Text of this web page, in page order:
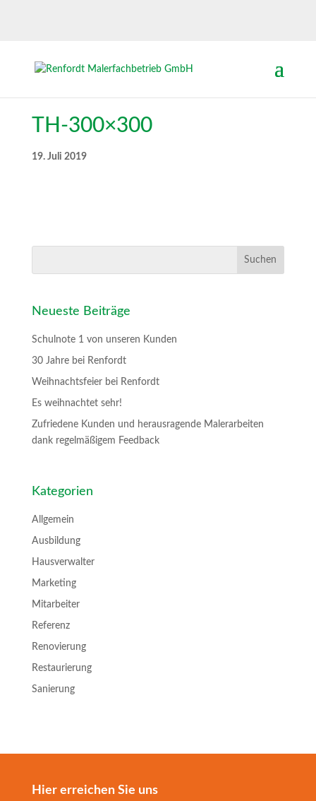
TH-300×300
19. Juli 2019
Neueste Beiträge
Schulnote 1 von unseren Kunden
30 Jahre bei Renfordt
Weihnachtsfeier bei Renfordt
Es weihnachtet sehr!
Zufriedene Kunden und herausragende Malerarbeiten
dank regelmäßigem Feedback
Kategorien
Allgemein
Ausbildung
Hausverwalter
Marketing
Mitarbeiter
Referenz
Renovierung
Restaurierung
Sanierung
Hier erreichen Sie uns